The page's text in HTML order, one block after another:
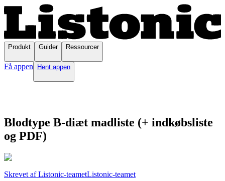
Produkt Guider Ressourcer
Få appen Hent appen
Blodtype B-diæt madliste (+ indkøbsliste
og PDF)
Skrevet af Listonic-teametListonic-teamet